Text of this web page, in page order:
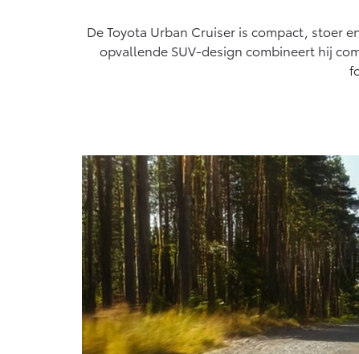
Proace Max (excl.
BTW)
Vanaf € 46.301,-
De Toyota Urban Cruiser is compact, stoer
opvallende SUV-design combineert hij